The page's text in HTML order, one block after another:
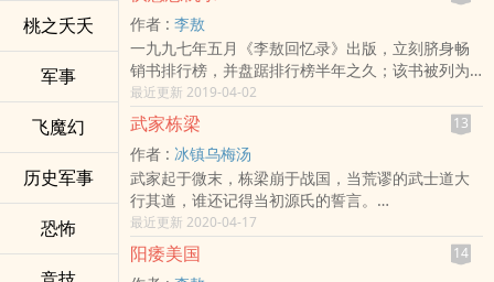
桃之夭夭
军事
飞魔幻
历史军事
恐怖
马伯庸、流浪的蛤蟆、月关、跳舞、天使奥斯卡联
合打造
上至远古，下迄当今，为何史料中记述的传说难寻
证据？
道家追寻飞升；佛家追寻涅槃；现代科学开发时空
穿梭技术，然而有谁知道，人类真正超脱之时，可
看清世界的真相？
洪水肆虐、夸父追日、逐鹿之战……远古时代一次次
拯救世界的族群，如今何在？
秦国边塞，秦军遭遇诡异可怕的魔物袭击，墨家弟
子杨瑾凭借机关术大破魔物军团，立下赫赫战功。
秦皇招杨瑾入朝，掌管十二金人铸造，与来自海
仗。谁可以是朋友，谁又是敌人，位列金顶的如懿
究竟能否看穿？宫中的日子，总是在归于平静的时
候又突然风雨再起。疯狗大闹御花园，五公主璟兕
命陨，忻嫔早产，六公主夭亡。一切线索皆指向金
玉研。这朵御花园中最娇艳的“长白山奇花”，一生机
关算尽、步步为营，最终却落得惨淡下场！
刻，陈大娘躺在舱中忍受着临盆前的痛楚和兴奋，
两个养女在两侧用扇子驱赶着暑气和香料燃烧之后
的微烟。只有大脚单妈忙进忙出，用七八丈红绸和
一百二十支红烛将整条船搞得分外耀眼。时近半
夜，一袭花轿送来了产婆。这个产婆远近闻名，不
知接生了多少王孙贵子与穷种贱根。她刚跨下轿
子，就听得舱中传来婴儿的啼哭，慌乱中操着一柄
剪刀叫了一声“快”就朝舱内挤去。红绸发出撕裂的细
弱声响。董旻的笛声也在此刻嘎然而止。
作者 : 李敖
一九九七年五月《李敖回忆录》出版，立刻脐身畅
销书排行榜，并盘踞排行榜半年之久；该书被列为
一九九七年度十大最具影响力的书，李敖先生也成
为当年出版界的风云人物。其实，看完三十万字的
《李敖回忆录》，你还不认识真正的李敖！在某一
欢宴场合，朋友们谈到李敖，钦敬者有之，好奇者
有之，因我曾出版李敖大师之书，每个人皆希望我
谈谈李敖。一时之间，我不知如何以对，对李敖先
生，我所知仅千万分之一耳，何能妄言！
最近更新 2019-04-02
武家栋梁 13
作者 : 冰镇乌梅汤
武家起于微末，栋梁崩于战国，当荒谬的武士道大
行其道，谁还记得当初源氏的誓言。
当羽柴秀吉还在为找干爹而苦恼，德川家康开始自
称河内源氏的时候，他们永远不会明白什么才是武
家栋梁。
最近更新 2020-04-17
阳痿美国 14